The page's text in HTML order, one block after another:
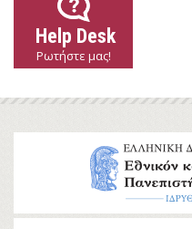
Help Desk
Ρωτήστε μας!